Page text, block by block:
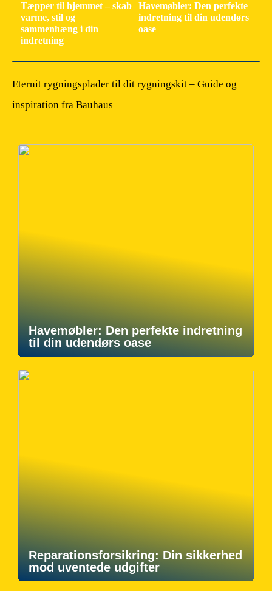
Tæpper til hjemmet – skab
varme, stil og
sammenhæng i din
indretning
Havemøbler: Den perfekte
indretning til din udendørs
oase
Eternit rygningsplader til dit rygningskit – Guide og
inspiration fra Bauhaus
Havemøbler: Den perfekte indretning
til din udendørs oase
Reparationsforsikring: Din sikkerhed
mod uventede udgifter